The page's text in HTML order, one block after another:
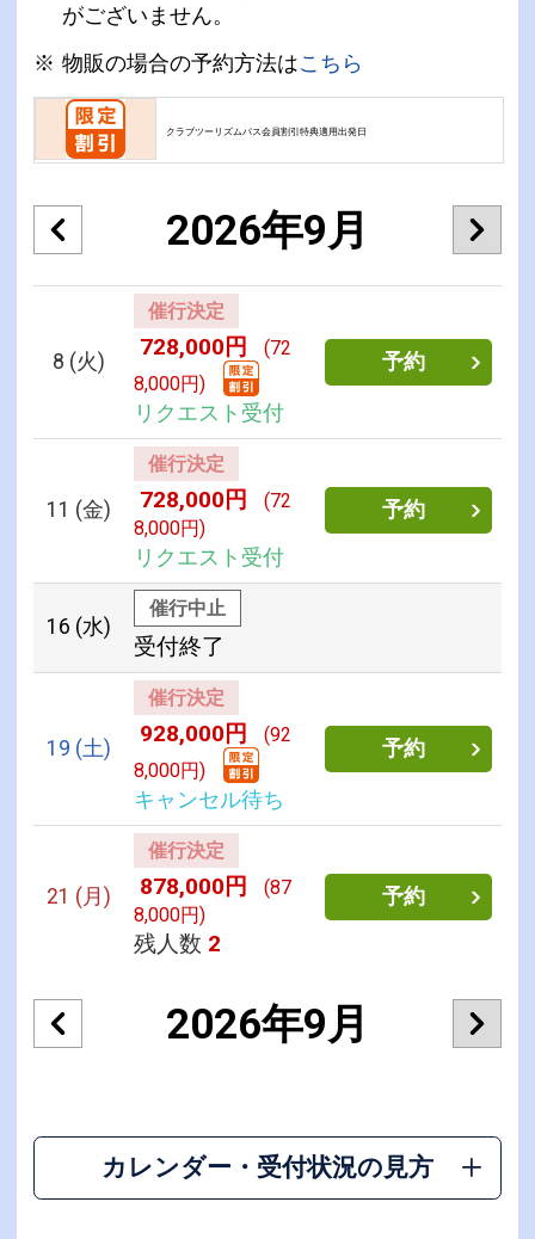
がございません。
物販の場合の予約方法はこちら
クラブツーリズムパス会員割引特典適用出発日
2026年9月
8 (火)
催行決定
728,000円
(72
8,000円)
リクエスト受付
予約
11 (金)
催行決定
728,000円
(72
8,000円)
リクエスト受付
予約
16 (水)
催行中止
受付終了
19 (土)
催行決定
928,000円
(92
8,000円)
キャンセル待ち
予約
21 (月)
催行決定
878,000円
(87
8,000円)
残人数 2
予約
2026年9月
カレンダー・受付状況の見方